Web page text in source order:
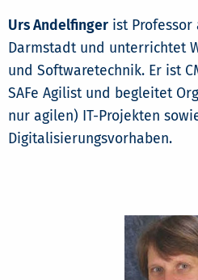
Urs Andelfinger ist Professor
Darmstadt und unterrichtet
und Softwaretechnik. Er ist
SAFe Agilist und begleitet
nur agilen) IT-Projekten
Digitalisierungsvorhaben.